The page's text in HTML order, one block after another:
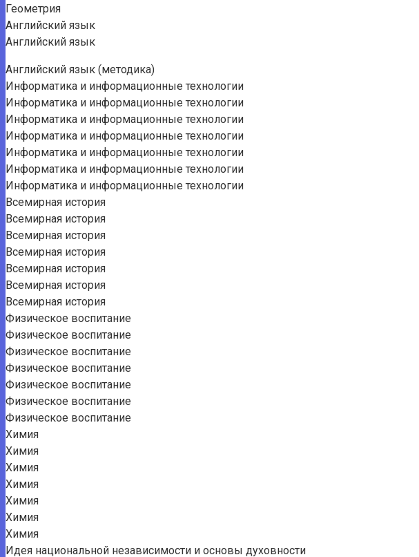
Геометрия
Английский язык
Английский язык
Английский язык (методика)
Информатика и информационные технологии
Информатика и информационные технологии
Информатика и информационные технологии
Информатика и информационные технологии
Информатика и информационные технологии
Информатика и информационные технологии
Информатика и информационные технологии
Всемирная история
Всемирная история
Всемирная история
Всемирная история
Всемирная история
Всемирная история
Всемирная история
Физическое воспитание
Физическое воспитание
Физическое воспитание
Физическое воспитание
Физическое воспитание
Физическое воспитание
Физическое воспитание
Химия
Химия
Химия
Химия
Химия
Химия
Химия
Идея национальной независимости и основы духовности